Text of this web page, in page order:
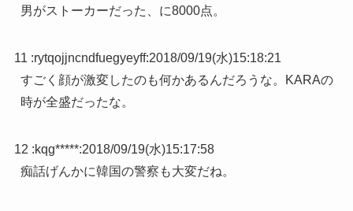
男がストーカーだった、に8000点。
11 :rytqojjncndfuegyeyff:2018/09/19(水)15:18:21
すごく顔が激変したのも何かあるんだろうな。KARAの
時が全盛だったな。
12 :kqg*****:2018/09/19(水)15:17:58
痴話げんかに韓国の警察も大変だね。